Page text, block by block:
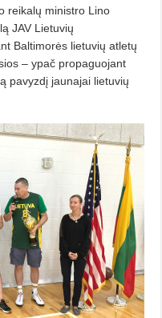
reikalų ministro Lino
JAV Lietuvių
Baltimorės lietuvių atletų
– ypač propaguojant
pavyzdį jaunajai lietuvių